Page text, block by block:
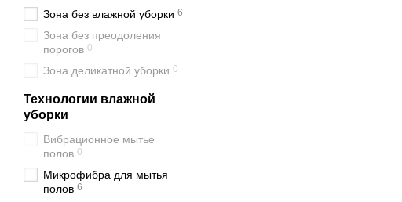
Зона без влажной уборки 6
Зона без преодоления
порогов 0
Зона деликатной уборки 0
Технологии влажной
уборки
Вибрационное мытье
полов 0
Микрофибра для мытья
полов 6